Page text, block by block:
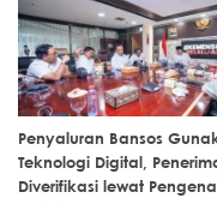
Penyaluran Bansos
Teknologi Digital,
Diverifikasi lewat